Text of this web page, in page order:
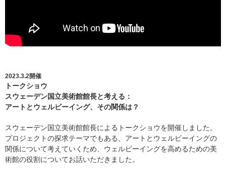
2023.3.2開催
トークショウ
スウェーデン国立美術館館長と考える：
アートとウェルビーイング、その関係は？
スウェーデン国立美術館館長によるトークショウを開催しました。
プロジェクトの探求テーマでもある、アートとウェルビーイングの
関係について考えていくため、ウェルビーイングを高めるための美
術館の役割についてお話いただきました。